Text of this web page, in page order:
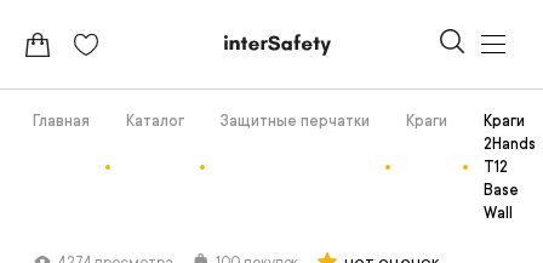
Главная Каталог Защитные перчатки Краги
Краги
2Hands
Т12
Base
Wall